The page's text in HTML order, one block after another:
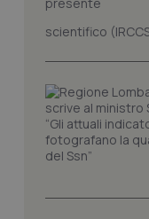
scientifico